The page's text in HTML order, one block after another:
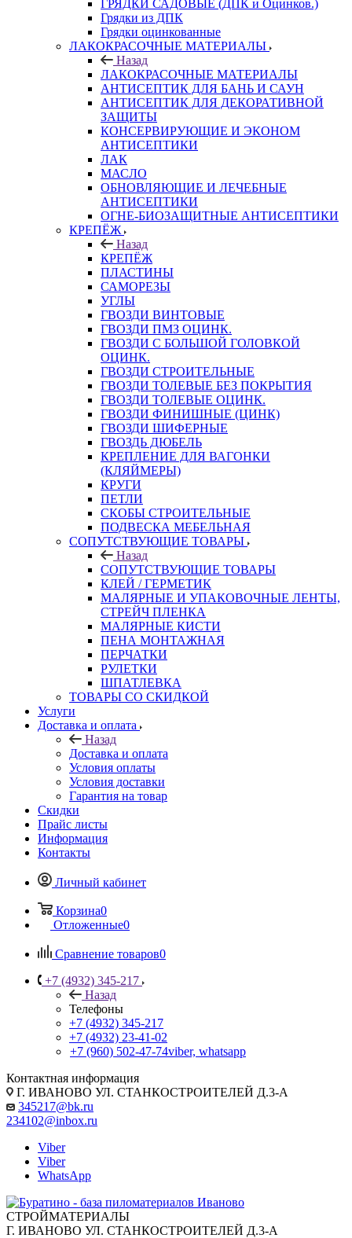
ГРЯДКИ САДОВЫЕ (ДПК и Оцинков.)
Грядки из ДПК
Грядки оцинкованные
ЛАКОКРАСОЧНЫЕ МАТЕРИАЛЫ
Назад
ЛАКОКРАСОЧНЫЕ МАТЕРИАЛЫ
АНТИСЕПТИК ДЛЯ БАНЬ И САУН
АНТИСЕПТИК ДЛЯ ДЕКОРАТИВНОЙ
ЗАЩИТЫ
КОНСЕРВИРУЮЩИЕ И ЭКОНОМ
АНТИСЕПТИКИ
ЛАК
МАСЛО
ОБНОВЛЯЮЩИЕ И ЛЕЧЕБНЫЕ
АНТИСЕПТИКИ
ОГНЕ-БИОЗАЩИТНЫЕ АНТИСЕПТИКИ
КРЕПЁЖ
Назад
КРЕПЁЖ
ПЛАСТИНЫ
САМОРЕЗЫ
УГЛЫ
ГВОЗДИ ВИНТОВЫЕ
ГВОЗДИ ПМЗ ОЦИНК.
ГВОЗДИ С БОЛЬШОЙ ГОЛОВКОЙ
ОЦИНК.
ГВОЗДИ СТРОИТЕЛЬНЫЕ
ГВОЗДИ ТОЛЕВЫЕ БЕЗ ПОКРЫТИЯ
ГВОЗДИ ТОЛЕВЫЕ ОЦИНК.
ГВОЗДИ ФИНИШНЫЕ (ЦИНК)
ГВОЗДИ ШИФЕРНЫЕ
ГВОЗДЬ ДЮБЕЛЬ
КРЕПЛЕНИЕ ДЛЯ ВАГОНКИ
(КЛЯЙМЕРЫ)
КРУГИ
ПЕТЛИ
СКОБЫ СТРОИТЕЛЬНЫЕ
ПОДВЕСКА МЕБЕЛЬНАЯ
СОПУТСТВУЮЩИЕ ТОВАРЫ
Назад
СОПУТСТВУЮЩИЕ ТОВАРЫ
КЛЕЙ / ГЕРМЕТИК
МАЛЯРНЫЕ И УПАКОВОЧНЫЕ ЛЕНТЫ,
СТРЕЙЧ ПЛЕНКА
МАЛЯРНЫЕ КИСТИ
ПЕНА МОНТАЖНАЯ
ПЕРЧАТКИ
РУЛЕТКИ
ШПАТЛЕВКА
ТОВАРЫ СО СКИДКОЙ
Услуги
Доставка и оплата
Назад
Доставка и оплата
Условия оплаты
Условия доставки
Гарантия на товар
Скидки
Прайс листы
Информация
Контакты
Личный кабинет
Корзина0
Отложенные0
Сравнение товаров0
+7 (4932) 345-217
Назад
Телефоны
+7 (4932) 345-217
+7 (4932) 23-41-02
+7 (960) 502-47-74viber, whatsapp
Контактная информация
Г. ИВАНОВО УЛ. СТАНКОСТРОИТЕЛЕЙ Д.3-А
345217@bk.ru
234102@inbox.ru
Viber
Viber
WhatsApp
СТРОЙМАТЕРИАЛЫ
Г. ИВАНОВО УЛ. СТАНКОСТРОИТЕЛЕЙ Д.3-А